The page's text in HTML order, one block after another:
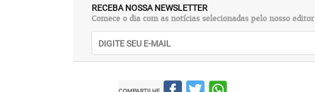
RECEBA NOSSA NEWSLETTER
Comece o dia com as notícias selecionadas pelo nosso editor